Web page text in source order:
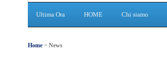
Ultima Ora HOME Chi siamo
Home > News